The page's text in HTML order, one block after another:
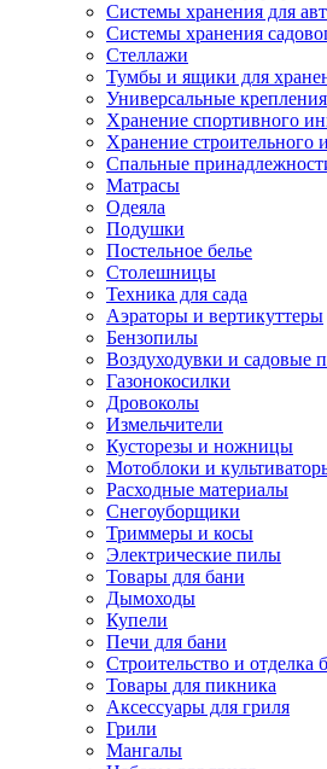
Системы хранения для
Системы хранения
Стеллажи
Тумбы и ящики для
Универсальные крепления
Хранение спортивного
Хранение строительного
Спальные
Матрасы
Одеяла
Подушки
Постельное белье
Столешницы
Техника для сада
Аэраторы и вертикуттеры
Бензопилы
Воздуходувки и садовые
Газонокосилки
Дровоколы
Измельчители
Кусторезы и ножницы
Мотоблоки и
Расходные материалы
Снегоуборщики
Триммеры и косы
Электрические пилы
Товары для бани
Дымоходы
Купели
Печи для бани
Строительство и отделка
Товары для пикника
Аксессуары для гриля
Грили
Мангалы